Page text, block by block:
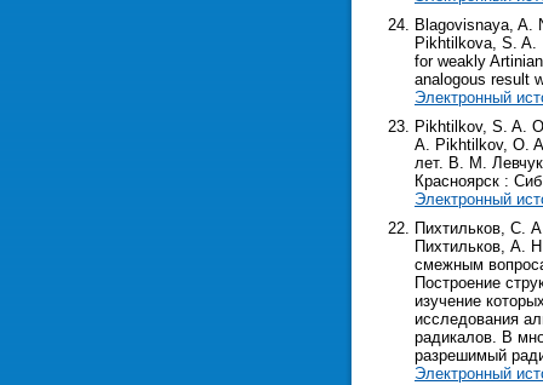
Blagovisnaya, A.
Pikhtilkova, S. A.
for weakly
analogous result
Электронный
Pikhtilkov, S. A.
A. Pikhtilkov, O.
лет. В. М.
Красноярск :
Электронный
Пихтильков, С.
Пихтильков, А.
смежным
Построение
изучение
исследования
радикалов. В
разрешимый
Электронный